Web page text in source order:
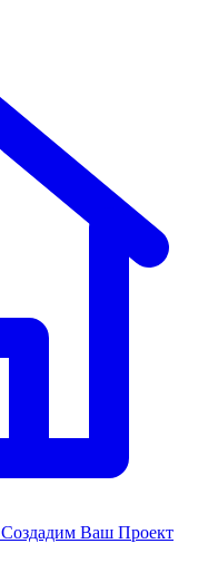
Создадим Ваш Проект